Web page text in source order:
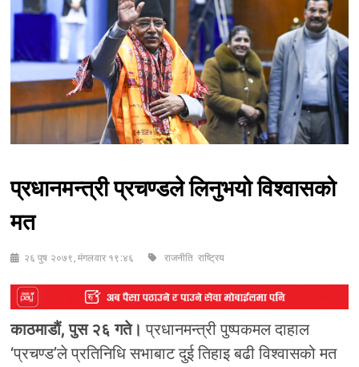
प्रधानमन्त्री प्रचण्डले लिनुभयो विश्वासको
मत
२६ पुष २०७९, मंगलवार १९:४६ राजनीति राष्‍ट्रिय
काठमाडौं, पुस २६ गते।प्रधानमन्त्री पुष्पकमल दाहाल
‘प्रचण्ड’ले प्रतिनिधि सभाबाट दुई तिहाइ बढी विश्वासको मत